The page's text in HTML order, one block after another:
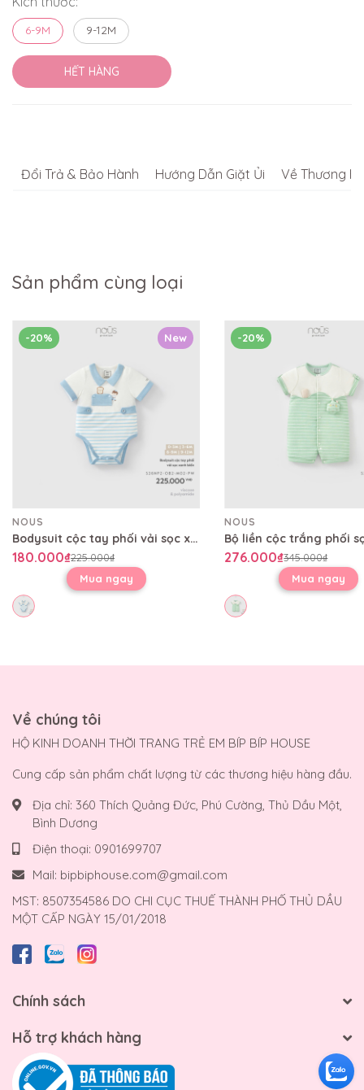
6-9M 9-12M
HẾT HÀNG
Đổi Trả & Bảo Hành Hướng Dẫn Giặt Ủi Về Thương
Sản phẩm cùng loại
New
-20%
NOUS
Bodysuit cộc tay phối vải sọc xanh biển
180.000₫225.000₫
Mua ngay
-20%
NOUS
276.000₫345.000₫
Mua ngay
Về chúng tôi
HỘ KINH DOANH THỜI TRANG TRẺ EM BÍP BÍP HOUSE
Cung cấp sản phẩm chất lượng từ các thương hiệu hàng đầu.
Địa chỉ: 360 Thích Quảng Đức, Phú Cường, Thủ Dầu Một,
Bình Dương
Điện thoại: 0901699707
Mail: bipbiphouse.com@gmail.com
MST: 8507354586 DO CHI CỤC THUẾ THÀNH PHỐ THỦ DẦU
MỘT CẤP NGÀY 15/01/2018
Chính sách
Hỗ trợ khách hàng